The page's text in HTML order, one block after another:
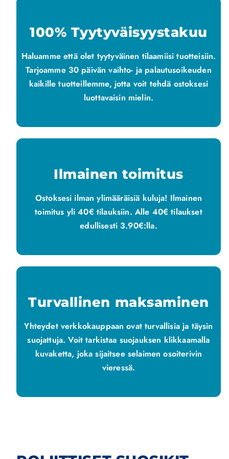
100% Tyytyväisyystakuu
Haluamme että olet tyytyväinen tilaamiisi tuotteisiin.
Tarjoamme 30 päivän vaihto- ja palautusoikeuden
kaikille tuotteillemme, jotta voit tehdä ostoksesi
luottavaisin mielin.
Ilmainen toimitus
Ostoksesi ilman ylimääräisiä kuluja! Ilmainen
toimitus yli 40€ tilauksiin. Alle 40€ tilaukset
edullisesti 3.90€:lla.
Turvallinen maksaminen
Yhteydet verkkokauppaan ovat turvallisia ja täysin
suojattuja. Voit tarkistaa suojauksen klikkaamalla
kuvaketta, joka sijaitsee selaimen osoiterivin
vieressä.